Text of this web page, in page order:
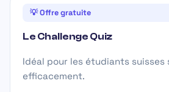
💡 Offre gratuite
Le Challenge Quiz
Idéal pour les étudiants suisses
efficacement.